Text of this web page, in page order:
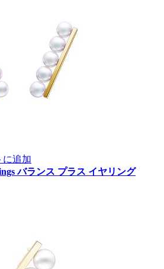
に追加
バランス プラス イヤリング